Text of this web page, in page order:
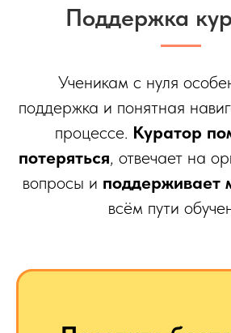
Поддержка
Ученикам с нуля
поддержка и понятная
процессе. Куратор
потеряться, отвечает на
вопросы и поддерживает
всём пути